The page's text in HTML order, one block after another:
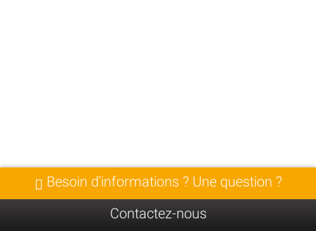
Besoin d'informations ? Une question ?
Contactez-nous